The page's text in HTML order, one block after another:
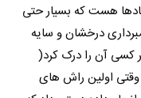
هست که بسیار حتی
درخشان و سایه
کسی آن را درک کرد(
اولین راش های